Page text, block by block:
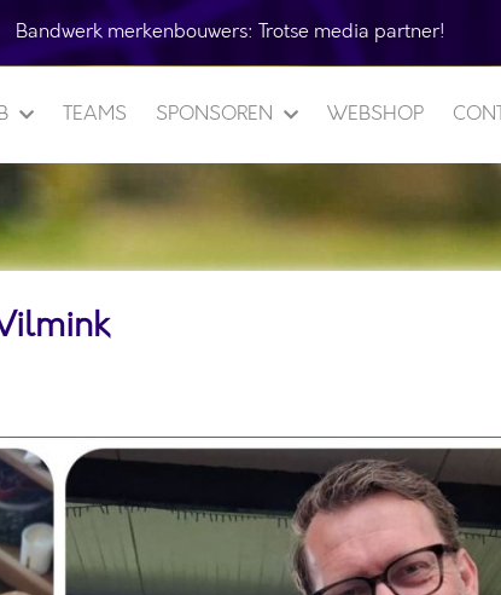
Bandwerk merkenbouwers: Trotse media partner!
TEAMS SPONSOREN WEBSHOP